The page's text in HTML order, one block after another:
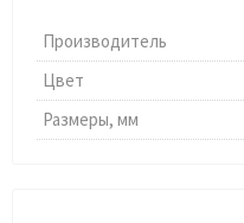
Производитель
Цвет
Размеры, мм